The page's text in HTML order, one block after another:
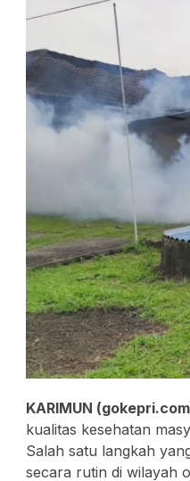
KARIMUN
kualitas kesehatan
Salah satu langkah
secara rutin di wilayah